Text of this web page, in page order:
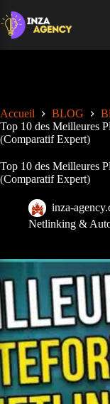
to
content
Accueil BLOG
Top 10 des Meilleures
(Comparatif Expert)
Top 10 des Meilleures
(Comparatif Expert)
inza-
Netlinking &